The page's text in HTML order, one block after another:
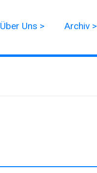
Über Uns > Archiv >